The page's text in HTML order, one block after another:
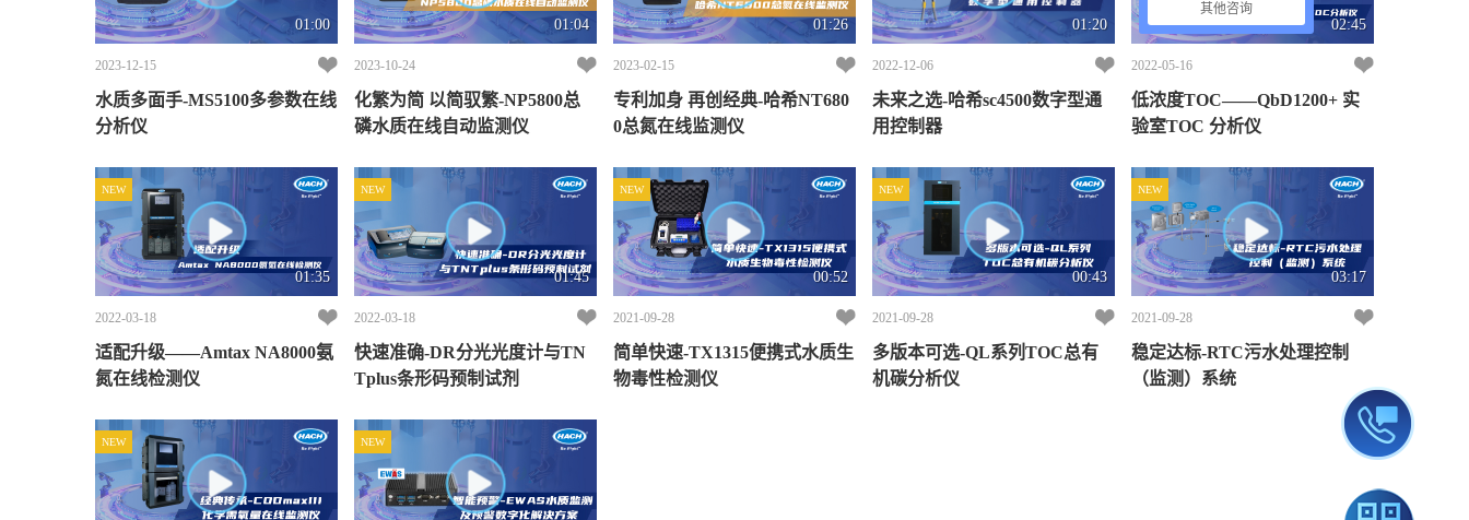
01:00
2023-12-15
水质多面手-MS5100多参数在线
分析仪
01:04
2023-10-24
化繁为简 以简驭繁-NP5800总
磷水质在线自动监测仪
01:26
2023-02-15
专利加身 再创经典-哈希NT680
0总氮在线监测仪
01:20
2022-12-06
未来之选-哈希sc4500数字型通
用控制器
02:45
2022-05-16
低浓度TOC——QbD1200+ 实
验室TOC 分析仪
01:35
2022-03-18
适配升级——Amtax NA8000氨
氮在线检测仪
NEW
01:45
2022-03-18
快速准确-DR分光光度计与TN
Tplus条形码预制试剂
NEW
00:52
2021-09-28
简单快速-TX1315便携式水质生
物毒性检测仪
NEW
00:43
2021-09-28
多版本可选-QL系列TOC总有
机碳分析仪
NEW
03:17
2021-09-28
稳定达标-RTC污水处理控制
（监测）系统
NEW
NEW NEW
其他咨询